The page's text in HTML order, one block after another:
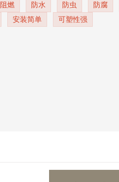
阻燃 防水 防虫 防腐
安装简单 可塑性强